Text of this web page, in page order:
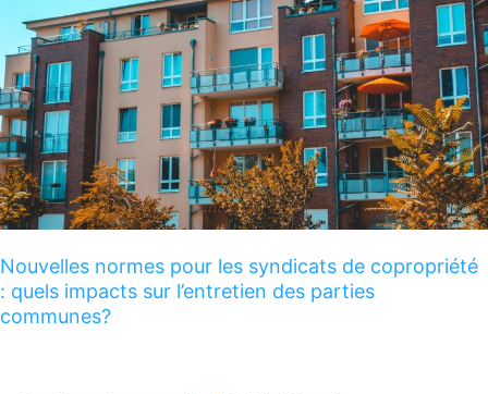
Nouvelles normes pour les syndicats de copropriété
: quels impacts sur l’entretien des parties
communes?
syndicats
copropriété
:
quels
impacts
sur
l’entretien
des
communes?